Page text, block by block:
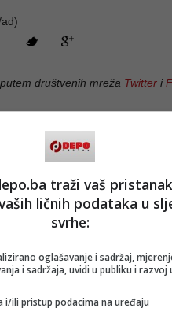
društvenih mreža Twitter i
traži vaš
ličnih podataka u
svrhe:
oglašavanje i sadržaj,
i sadržaja, uvidi u publiku i razvoj
i/ili pristup podacima na uređaju